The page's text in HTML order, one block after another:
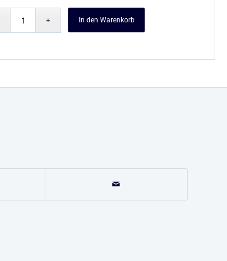
In den Warenkorb